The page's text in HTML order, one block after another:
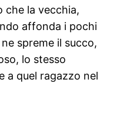
che la vecchia,
affonda i pochi
spreme il succo,
lo stesso
a quel ragazzo nel